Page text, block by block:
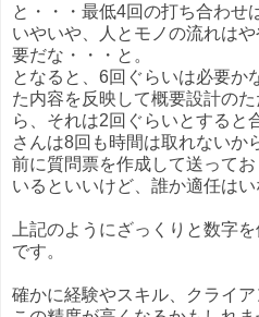
と・・・最低4回の打ち合わせ
いやいや、人とモノの流れは
要だな・・・と。
となると、6回ぐらいは必要か
た内容を反映して概要設計の
ら、それは2回ぐらいとすると
さんは8回も時間は取れないか
前に質問票を作成して送って
いるといいけど、誰か適任はい
上記のようにざっくりと数字
です。
確かに経験やスキル、クライア